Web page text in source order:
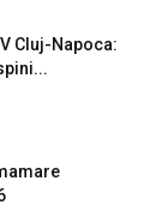
Cluj-Napoca: